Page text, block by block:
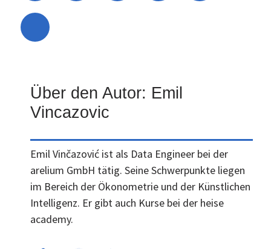
Über den Autor: Emil
Vincazovic
Emil Vinčazović ist als Data Engineer bei der
arelium GmbH tätig. Seine Schwerpunkte liegen
im Bereich der Ökonometrie und der Künstlichen
Intelligenz. Er gibt auch Kurse bei der heise
academy.